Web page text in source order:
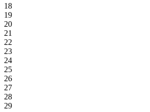
18
19
20
21
22
23
24
25
26
27
28
29